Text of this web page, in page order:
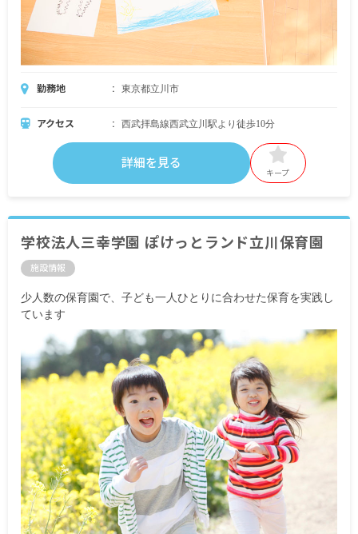
勤務地 東京都立川市
アクセス 西武拝島線西武立川駅より徒歩10分
詳細を見る
キープ
学校法人三幸学園 ぽけっとランド立川保育園
施設情報
少人数の保育園で、子ども一人ひとりに合わせた保育を実践し
ています